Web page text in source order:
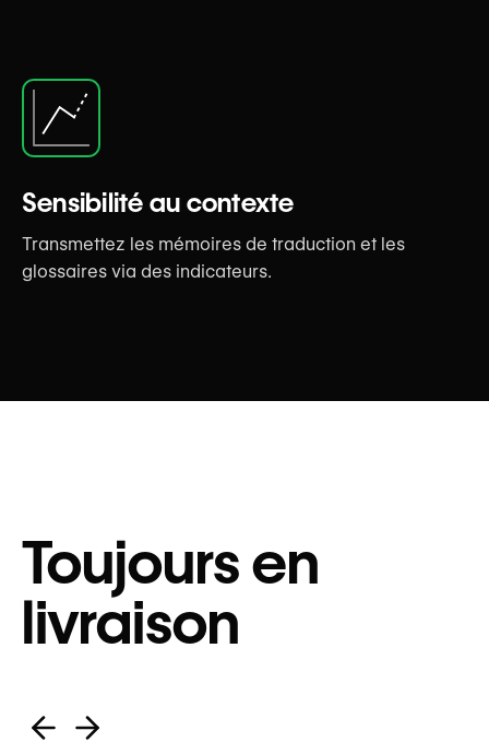
Sensibilité au contexte
Transmettez les mémoires de traduction et les
glossaires via des indicateurs.
Toujours en
livraison